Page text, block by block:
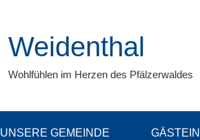
Weidenthal
Wohlfühlen im Herzen des Pfälzerwaldes
UNSERE GEMEINDE